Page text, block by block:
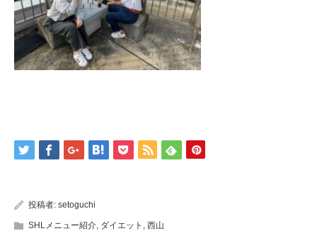
投稿者: setoguchi
SHLメニュー紹介 ダイエット 西山